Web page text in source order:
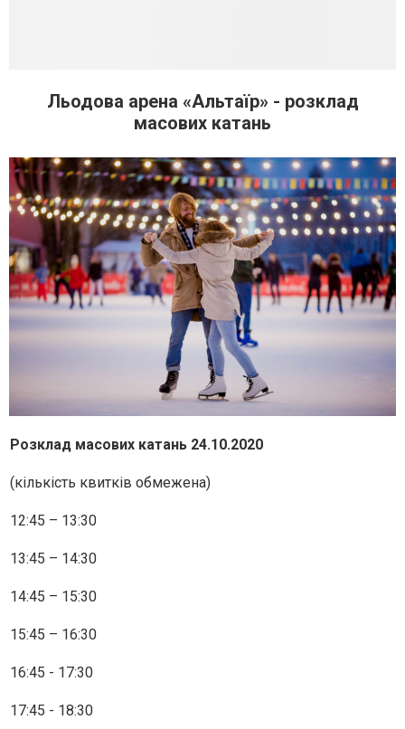
Льодова арена «Альтаїр» - розклад
масових катань
Розклад масових катань 24.10.2020
(кількість квитків обмежена)
12:45 – 13:30
13:45 – 14:30
14:45 – 15:30
15:45 – 16:30
16:45 - 17:30
17:45 - 18:30